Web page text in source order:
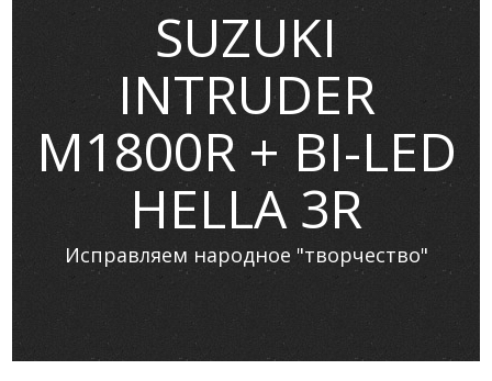
SUZUKI
INTRUDER
M1800R + BI-LED
HELLA 3R
Исправляем народное "творчество"